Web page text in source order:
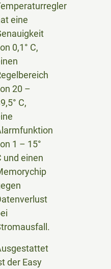
eine
0,1° C,
20 –
C,
1 – 15°
und einen
der Easy